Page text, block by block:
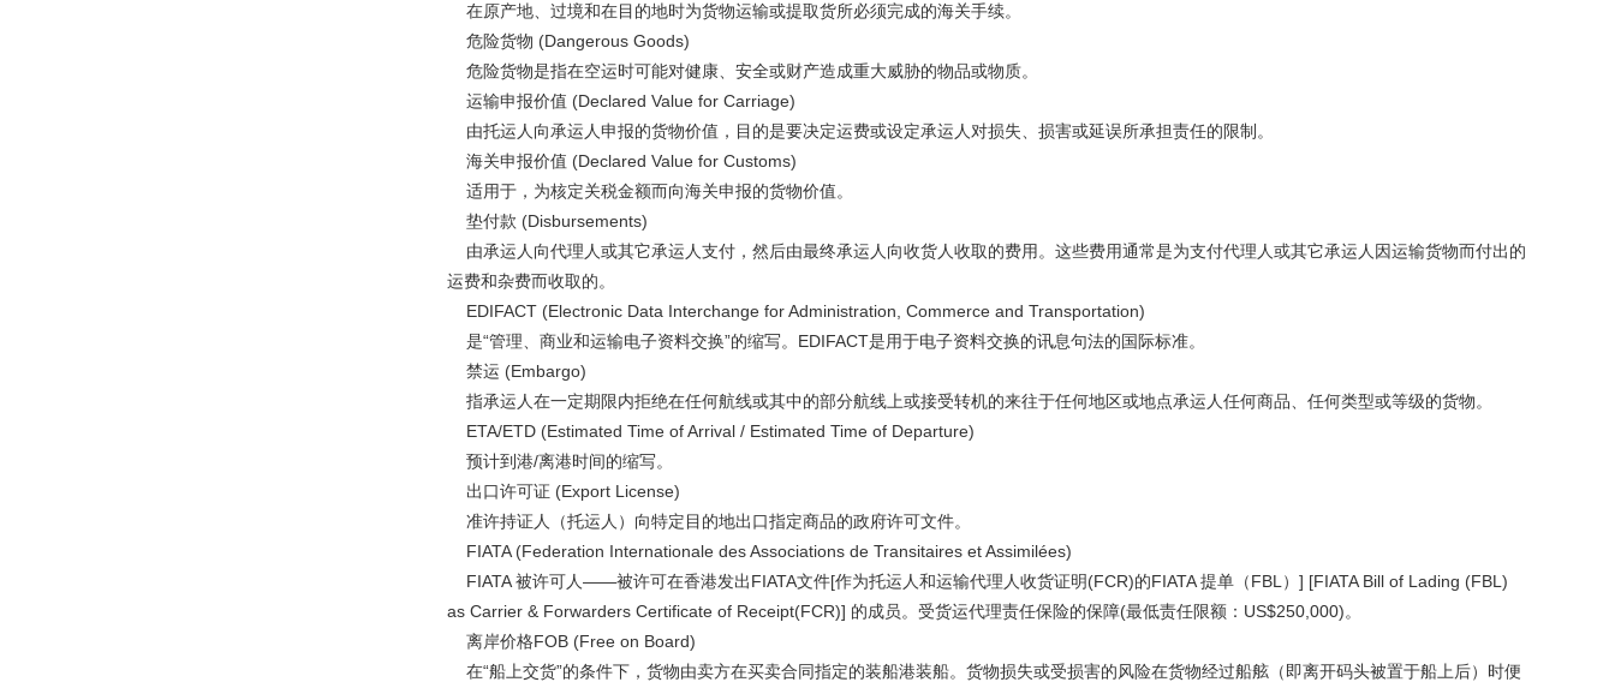
在原产地、过境和在目的地时为货物运输或提取货所必须完成的海关手续。
危险货物 (Dangerous Goods)
危险货物是指在空运时可能对健康、安全或财产造成重大威胁的物品或物质。
运输申报价值 (Declared Value for Carriage)
由托运人向承运人申报的货物价值，目的是要决定运费或设定承运人对损失、损害或延误所承担责任的限制。
海关申报价值 (Declared Value for Customs)
适用于，为核定关税金额而向海关申报的货物价值。
垫付款 (Disbursements)
由承运人向代理人或其它承运人支付，然后由最终承运人向收货人收取的费用。这些费用通常是为支付代理人或其它承运人因运输货物而付出的
运费和杂费而收取的。
EDIFACT (Electronic Data Interchange for Administration, Commerce and Transportation)
是“管理、商业和运输电子资料交换”的缩写。EDIFACT是用于电子资料交换的讯息句法的国际标准。
禁运 (Embargo)
指承运人在一定期限内拒绝在任何航线或其中的部分航线上或接受转机的来往于任何地区或地点承运人任何商品、任何类型或等级的货物。
ETA/ETD (Estimated Time of Arrival / Estimated Time of Departure)
预计到港/离港时间的缩写。
出口许可证 (Export License)
准许持证人（托运人）向特定目的地出口指定商品的政府许可文件。
FIATA (Federation Internationale des Associations de Transitaires et Assimilées)
FIATA 被许可人——被许可在香港发出FIATA文件[作为托运人和运输代理人收货证明(FCR)的FIATA 提单（FBL）] [FIATA Bill of Lading (FBL)
as Carrier & Forwarders Certificate of Receipt(FCR)] 的成员。受货运代理责任保险的保障(最低责任限额：US$250,000)。
离岸价格FOB (Free on Board)
在“船上交货”的条件下，货物由卖方在买卖合同指定的装船港装船。货物损失或受损害的风险在货物经过船舷（即离开码头被置于船上后）时便